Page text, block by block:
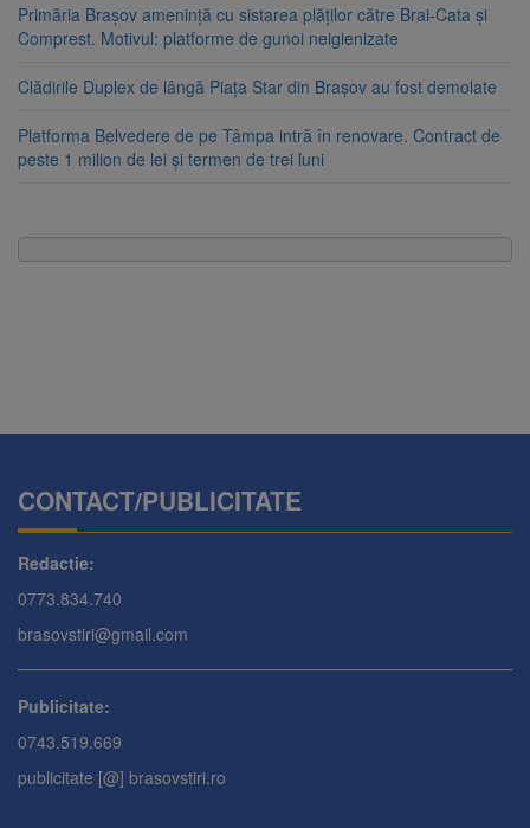
Primăria Brașov amenință cu sistarea plăților către Brai-Cata și
Comprest. Motivul: platforme de gunoi neigienizate
Clădirile Duplex de lângă Piața Star din Brașov au fost demolate
Platforma Belvedere de pe Tâmpa intră în renovare. Contract de
peste 1 milion de lei și termen de trei luni
CONTACT/PUBLICITATE
Redactie:
0773.834.740
brasovstiri@gmail.com
Publicitate:
0743.519.669
publicitate [@] brasovstiri.ro